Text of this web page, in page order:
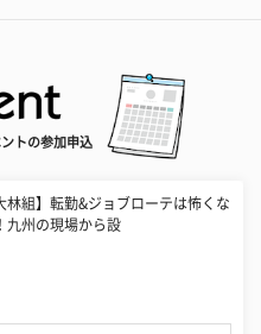
トの参加申込
林組】転勤&ジョブローテは怖くな
九州の現場から設